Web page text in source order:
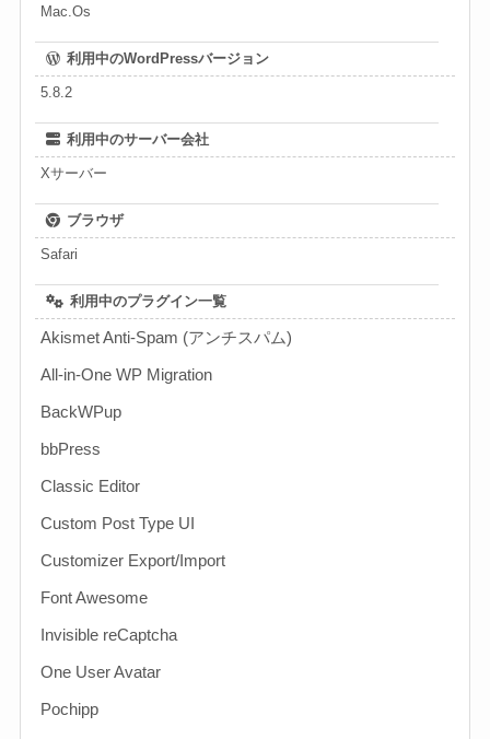
Mac.Os
利用中のWordPressバージョン
5.8.2
利用中のサーバー会社
Xサーバー
ブラウザ
Safari
利用中のプラグイン一覧
Akismet Anti-Spam (アンチスパム)
All-in-One WP Migration
BackWPup
bbPress
Classic Editor
Custom Post Type UI
Customizer Export/Import
Font Awesome
Invisible reCaptcha
One User Avatar
Pochipp